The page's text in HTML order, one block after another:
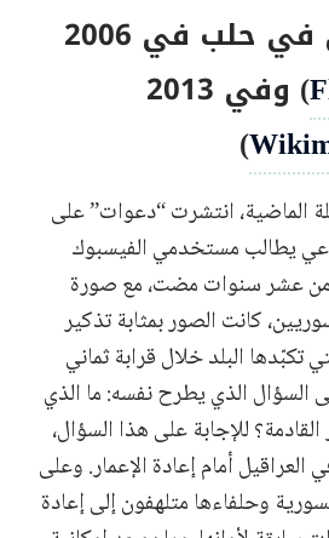
الجامع الأموي في حلب في 2006
) وفي 2013
)
الماضية، انتشرت “دعوات” على
يطالب مستخدمي الفيسبوك
من عشر سنوات مضت، مع صورة
كانت الصور بمثابة تذكير
البلد خلال قرابة ثماني
السؤال الذي يطرح نفسه: ما الذي
للإجابة على هذا السؤال،
أمام إعادة الإعمار. وعلى
وحلفاءها متلهفون إلى إعادة